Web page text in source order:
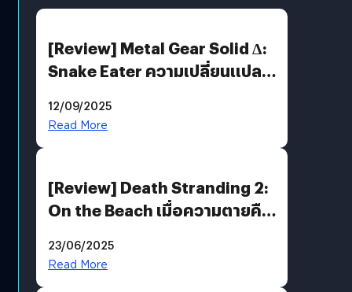
[Review] Metal Gear Solid Δ:
Snake Eater ความเปลี่ยนแปลง
12/09/2025
Read More
[Review] Death Stranding 2:
On the Beach เมื่อความตายคือ
พันธะสุดท้ายของมนุษย์
23/06/2025
Read More